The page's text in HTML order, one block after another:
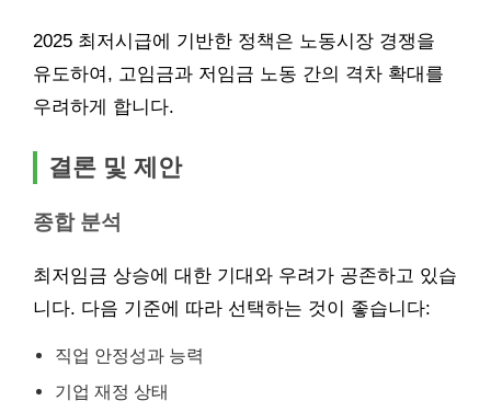
2025 최저시급에 기반한 정책은 노동시장 경쟁을
유도하여, 고임금과 저임금 노동 간의 격차 확대를
우려하게 합니다.
결론 및 제안
종합 분석
최저임금 상승에 대한 기대와 우려가 공존하고 있습
니다. 다음 기준에 따라 선택하는 것이 좋습니다:
직업 안정성과 능력
기업 재정 상태